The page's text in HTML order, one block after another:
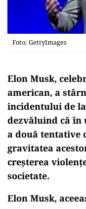
Foto: GettyImages
Elon Musk,
american, a
incidentului de
dezvăluind că
a două tentative
gravitatea
creșterea
societate.
Elon Musk,